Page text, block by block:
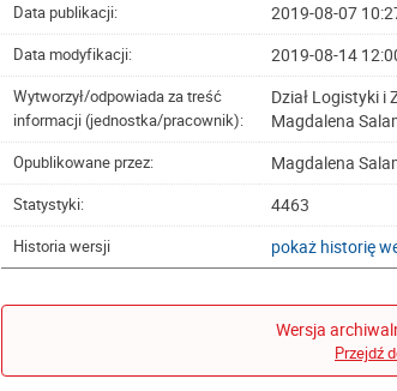
Data publikacji: 2019-08-07
Data modyfikacji: 2019-08-14
Wytworzył/odpowiada za treść
informacji (jednostka/pracownik):
Dział Logistyki i
Magdalena
Opublikowane przez: Magdalena
Statystyki: 4463
Historia wersji pokaż historię
Wersja
Przejdź